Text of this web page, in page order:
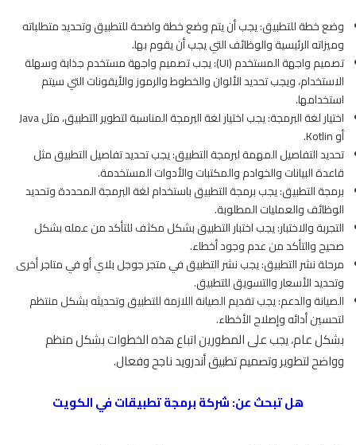
وضع خطة للتطبيق: يجب أن يتم وضع خطة واضحة للتطبيق وتحديد متطلباته
وميزاته الرئيسية والوظائف التي يجب أن يقوم بها.
تصميم واجهة المستخدم (UI): يجب تصميم واجهة مستخدم جذابة وسهلة
الاستخدام، ويجب تحديد الألوان والخطوط والرموز والأيقونات التي سيتم
استخدامها.
اختيار لغة البرمجة: يجب اختيار لغة البرمجة المناسبة لتطوير التطبيق، مثل Java
أو Kotlin.
تحديد التفاصيل المهمة لبرمجة التطبيق: يجب تحديد تفاصيل التطبيق مثل
قاعدة البيانات والخوادم والمكتبات والأدوات المستخدمة.
برمجة التطبيق: يجب برمجة التطبيق باستخدام لغة البرمجة المحددة وتحديد
الوظائف والعمليات المطلوبة.
التجربة والاختبار: يجب اختبار التطبيق بشكل مكثف للتأكد من عمله بشكل
صحيح والتأكد من عدم وجود أخطاء.
مرحلة نشر التطبيق: يجب نشر التطبيق في متجر جوجل بلاي أو في متاجر أخرى
وتحديد الأسعار والتسويق للتطبيق.
الصيانة والدعم: يجب تقديم الصيانة اللازمة للتطبيق وتحديثه بشكل منتظم
لتحسين أدائه وإصلاح الأخطاء.
بشكل عام، يجب على المطورين اتباع هذه الخطوات بشكل منظم
وواضح لتطوير وتصميم تطبيق أندرويد ناجح وفعال.
هل تبحث عن:شركة برمجة تطبيقات في الكويت